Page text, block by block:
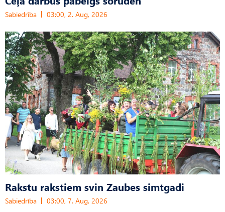
Sabiedrība 03:00, 2. Aug, 2026
Rakstu rakstiem svin Zaubes simtgadi
Sabiedrība 03:00, 7. Aug, 2026